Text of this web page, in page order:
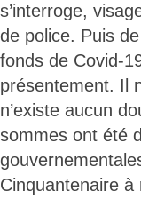
s’interroge,
de police. Puis
fonds de Covid-
présentement. Il
n’existe aucun
sommes ont été
Cinquantenaire